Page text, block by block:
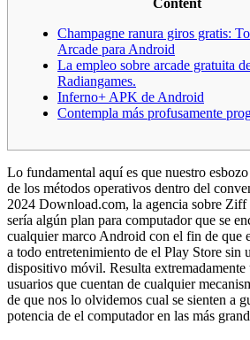
Champagne ranura giros gratis:
Arcade para Android
La empleo sobre arcade gratuita
Radiangames.
Inferno+ APK de Android
Contempla más profusamente
Lo fundamental aquí es que nuestro
de los métodos operativos dentro del
2024 Download.com, la agencia sobre
serí­a algún plan para computador que se
cualquier marco Android con el fin de que
a todo entretenimiento de el Play Store sin
dispositivo móvil. Resulta
usuarios que cuentan de cualquier
de que nos lo olvidemos cual se sienten a
potencia de el computador en las más